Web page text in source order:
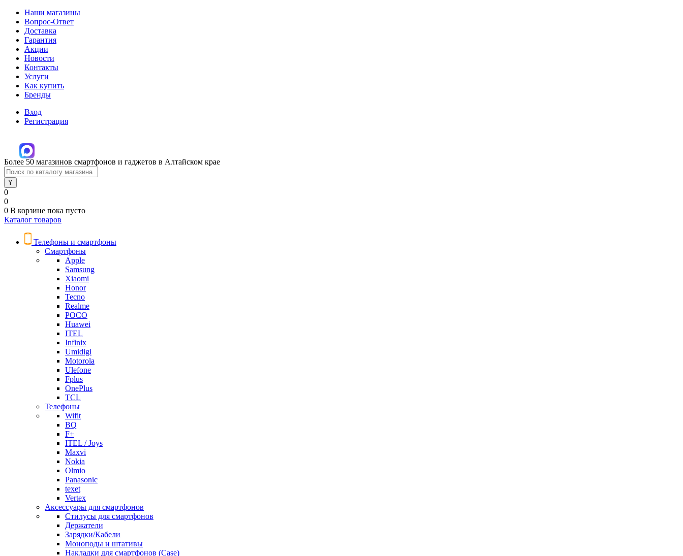
Наши магазины
Вопрос-Ответ
Доставка
Гарантия
Акции
Новости
Контакты
Услуги
Как купить
Бренды
Вход
Регистрация
Более 50 магазинов смартфонов и гаджетов в Алтайском крае
0
0
0 В корзине пока пусто
Каталог товаров
Телефоны и смартфоны
Смартфоны
Apple
Samsung
Xiaomi
Honor
Tecno
Realme
POCO
Huawei
ITEL
Infinix
Umidigi
Motorola
Ulefone
Fplus
OnePlus
TCL
Телефоны
Wifit
BQ
F+
ITEL / Joys
Maxvi
Nokia
Olmio
Panasonic
texet
Vertex
Аксессуары для смартфонов
Стилусы для смартфонов
Держатели
Зарядки/Кабели
Моноподы и штативы
Накладки для смартфонов (Case)